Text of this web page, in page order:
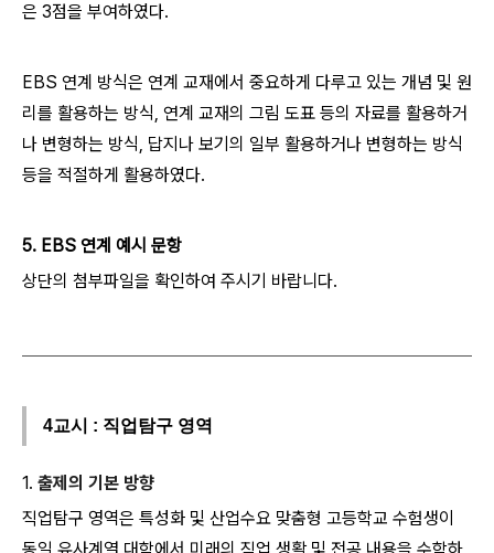
은 3점을 부여하였다.
EBS 연계 방식은 연계 교재에서 중요하게 다루고 있는 개념 및 원
리를 활용하는 방식, 연계 교재의 그림 도표 등의 자료를 활용하거
나 변형하는 방식, 답지나 보기의 일부 활용하거나 변형하는 방식
등을 적절하게 활용하였다.
5. EBS 연계 예시 문항
상단의 첨부파일을 확인하여 주시기 바랍니다.
4교시 : 직업탐구 영역
1. 출제의 기본 방향
직업탐구 영역은 특성화 및 산업수요 맞춤형 고등학교 수험생이